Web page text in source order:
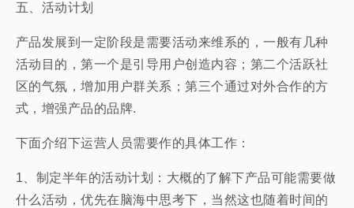
五、活动计划
产品发展到一定阶段是需要活动来维系的，一般有几种
活动目的，第一个是引导用户创造内容；第二个活跃社
区的气氛，增加用户群关系；第三个通过对外合作的方
式，增强产品的品牌.
下面介绍下运营人员需要作的具体工作：
1、制定半年的活动计划：大概的了解下产品可能需要做
什么活动，优先在脑海中思考下，当然这也随着时间的